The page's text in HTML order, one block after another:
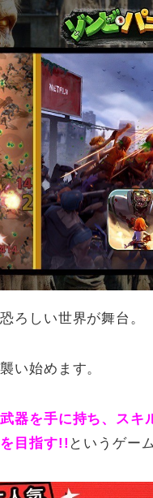
ろしい世界が舞台。
い始めます。
武器を手に持ち、スキ
目指す!! というゲー